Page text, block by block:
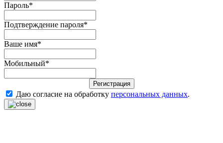
Пароль*
Подтверждение пароля*
Ваше имя*
Мобильный*
Регистрация
Даю согласие на обработку персональных данных.